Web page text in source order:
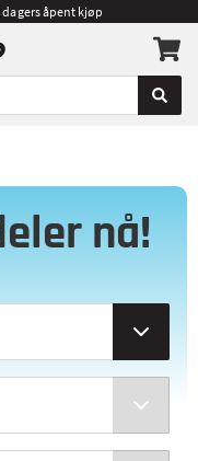
dagers åpent kjøp
nå!